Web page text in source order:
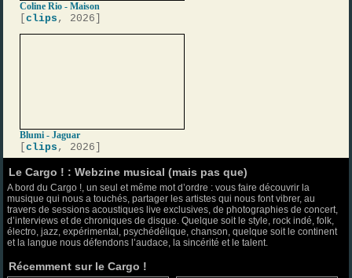
Coline Rio - Maison
[clips , 2026]
Blumi - Jaguar
[clips , 2026]
Le Cargo ! : Webzine musical (mais pas que)
A bord du Cargo !, un seul et même mot d’ordre : vous faire découvrir la
musique qui nous a touchés, partager les artistes qui nous font vibrer, au
travers de sessions acoustiques live exclusives, de photographies de concert,
d’interviews et de chroniques de disque. Quelque soit le style, rock indé, folk,
électro, jazz, expérimental, psychédélique, chanson, quelque soit le continent
et la langue nous défendons l’audace, la sincérité et le talent.
Récemment sur le Cargo !